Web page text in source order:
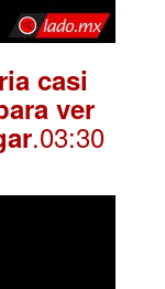
casi
ver
.03:30